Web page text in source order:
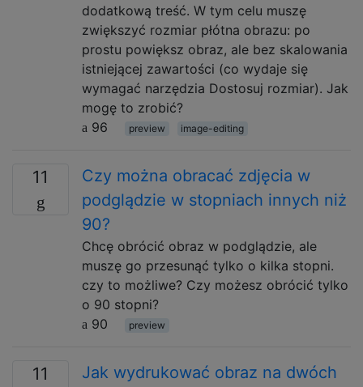
dodatkową treść. W tym celu muszę
zwiększyć rozmiar płótna obrazu: po
prostu powiększ obraz, ale bez skalowania
istniejącej zawartości (co wydaje się
wymagać narzędzia Dostosuj rozmiar). Jak
mogę to zrobić?
96
preview image-editing
11
Czy można obracać zdjęcia w
podglądzie w stopniach innych niż
90?
Chcę obrócić obraz w podglądzie, ale
muszę go przesunąć tylko o kilka stopni.
czy to możliwe? Czy możesz obrócić tylko
o 90 stopni?
90
preview
11
Jak wydrukować obraz na dwóch